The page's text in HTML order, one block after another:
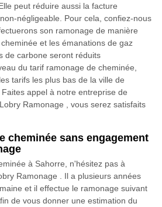
peut réduire aussi la facture
négligeable. Pour cela, confiez-nous
son ramonage de manière
et les émanations de gaz
de carbone seront réduits
du tarif ramonage de cheminée,
tarifs les plus bas de la ville de
appel à notre entreprise de
Ramonage , vous serez satisfaits
cheminée sans engagement
à Sahorre, n'hésitez pas à
Ramonage . Il a plusieurs années
et il effectue le ramonage suivant
de vous donner une estimation du